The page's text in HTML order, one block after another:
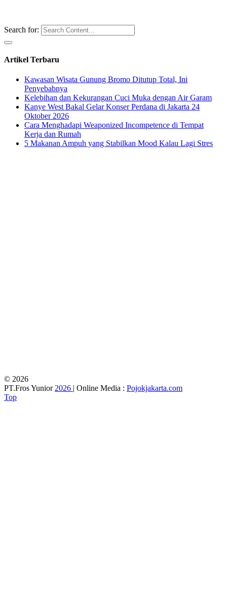
Search for:
Artikel Terbaru
Kawasan Wisata Gunung Bromo Ditutup Total, Ini
Penyebabnya
Kelebihan dan Kekurangan Cuci Muka dengan Air Garam
Kanye West Bakal Gelar Konser Perdana di Jakarta 24
Oktober 2026
Cara Menghadapi Weaponized Incompetence di Tempat
Kerja dan Rumah
5 Makanan Ampuh yang Stabilkan Mood Kalau Lagi Stres
© 2026
PT.Fros Yunior2026 | Online Media : Pojokjakarta.com
Top